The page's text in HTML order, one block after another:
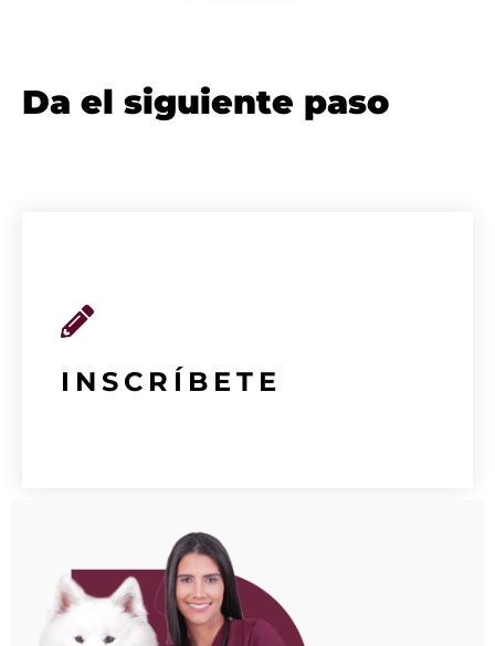
Da el siguiente paso
INSCRÍBETE
Inicia tu proceso de inscripción aquí